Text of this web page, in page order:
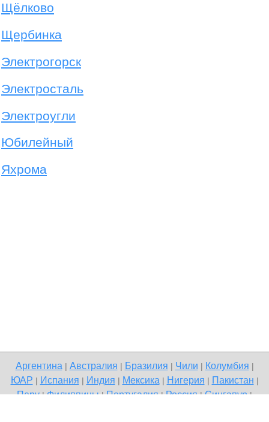
Щёлково
Щербинка
Электрогорск
Электросталь
Электроугли
Юбилейный
Яхрома
Аргентина| Австралия Бразилия Чили Колумбия
ЮАР Испания Индия Мексика| Нигерия Пакистан
Перу|Филиппины|Португалия|Россия|Сингапур|